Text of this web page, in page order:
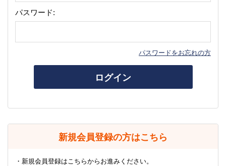
パスワード:
パスワードをお忘れの方
ログイン
新規会員登録の方はこちら
・新規会員登録はこちらからお進みください。